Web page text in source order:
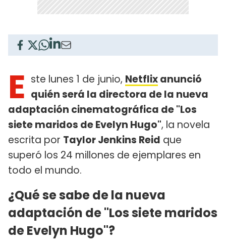
E ste lunes 1 de junio, Netflixanunció
quién será la directora de la nueva
adaptación cinematográfica de "Los
siete maridos de Evelyn Hugo", la novela
escrita por Taylor Jenkins Reid que
superó los 24 millones de ejemplares en
todo el mundo.
¿Qué se sabe de la nueva
adaptación de "Los siete maridos
de Evelyn Hugo"?